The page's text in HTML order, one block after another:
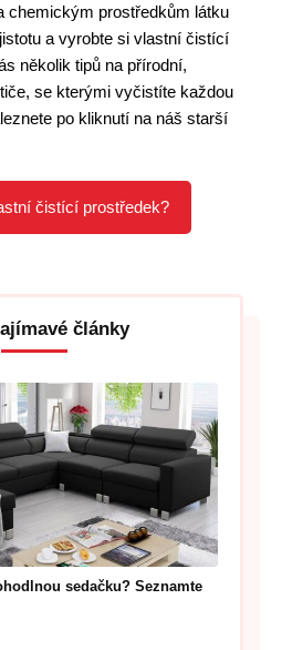
chemickým prostředkům látku
a vyrobte si vlastní čistící
několik tipů na přírodní,
se kterými vyčistíte každou
po kliknutí na náš starší
čistící prostředek?
články
sedačku? Seznamte